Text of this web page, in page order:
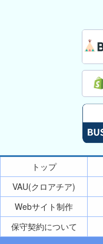
トップ
VAU(クロアチア)
Webサイト制作
保守契約について